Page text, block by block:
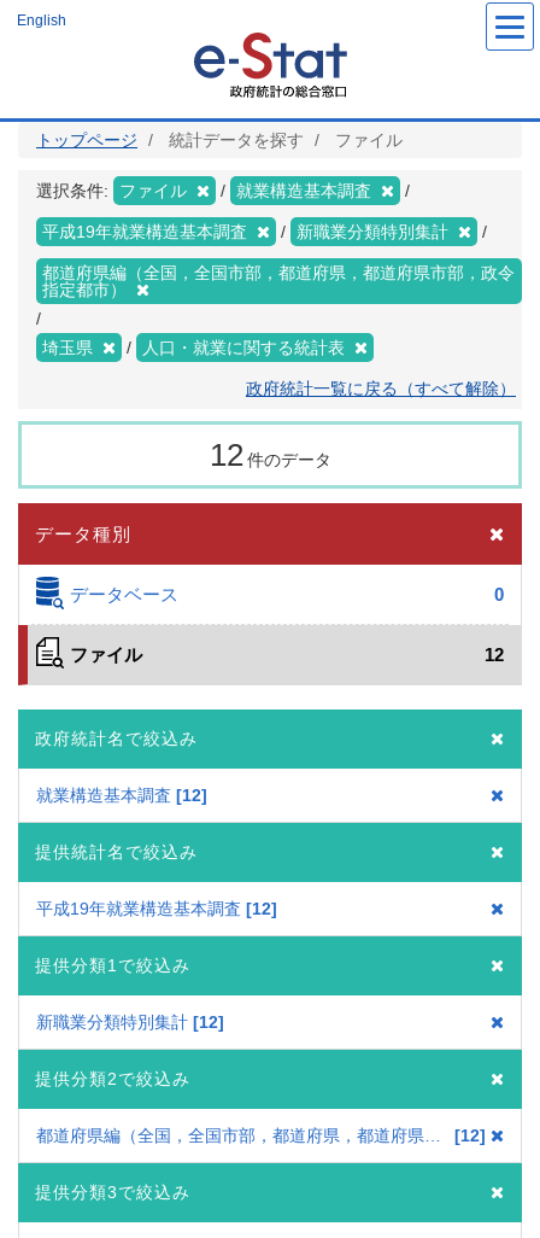
ツ
English
トップページ 統計データを探す ファイル
選択条件: ファイル 就業構造基本調査
平成19年就業構造基本調査 新職業分類特別集計
都道府県編（全国，全国市部，都道府県，都道府県市部，政令
指定都市）
埼玉県 人口・就業に関する統計表
政府統計一覧に戻る（すべて解除）
12 件のデータ
データ種別
データベース 0
ファイル 12
政府統計名で絞込み
就業構造基本調査 12
提供統計名で絞込み
平成19年就業構造基本調査 12
提供分類1で絞込み
新職業分類特別集計 12
提供分類2で絞込み
都道府県編（全国，全国市部，都道府県，都道府県市部，政令指定都市） 12
提供分類3で絞込み